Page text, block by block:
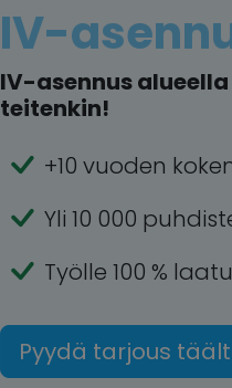
IV-
IV-asennus
teitenkin!
+10 vuoden
Yli 10 000
Työlle 100 %
Pyydä tarjous